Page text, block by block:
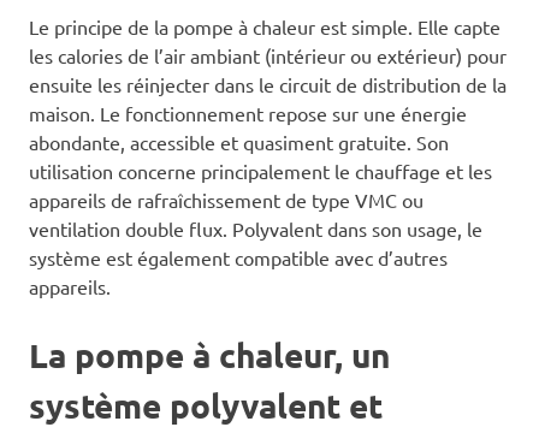
Le principe de la pompe à chaleur est simple. Elle capte
les calories de l’air ambiant (intérieur ou extérieur) pour
ensuite les réinjecter dans le circuit de distribution de la
maison. Le fonctionnement repose sur une énergie
abondante, accessible et quasiment gratuite. Son
utilisation concerne principalement le chauffage et les
appareils de rafraîchissement de type VMC ou
ventilation double flux. Polyvalent dans son usage, le
système est également compatible avec d’autres
appareils.
La pompe à chaleur, un
système polyvalent et